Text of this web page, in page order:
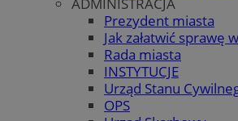
Prezydent miasta
Jak załatwić sprawę
Rada miasta
INSTYTUCJE
Urząd Stanu
OPS